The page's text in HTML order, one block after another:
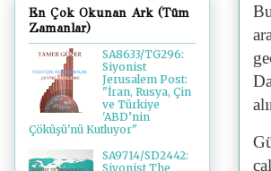
En Çok Okunan Ark (Tüm
Zamanlar)
SA8633/TG296:
Siyonist
Jerusalem Post:
"İran, Rusya, Çin
ve Türkiye
'ABD’nin
Çöküşü'nü Kutluyor"
SA9714/SD2442:
Siyonist The